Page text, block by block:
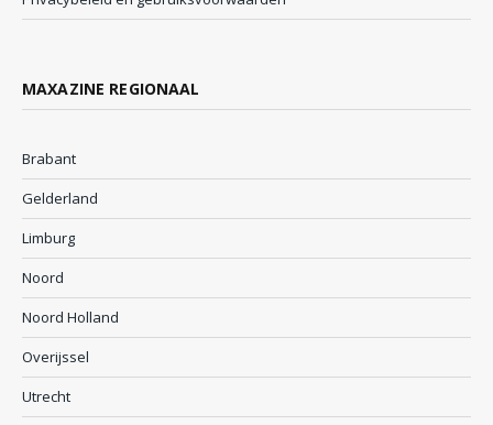
MAXAZINE REGIONAAL
Brabant
Gelderland
Limburg
Noord
Noord Holland
Overijssel
Utrecht